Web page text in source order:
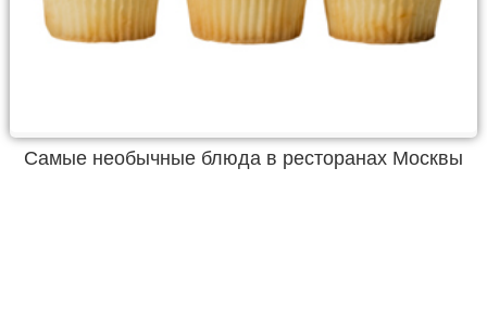
Самые необычные блюда в ресторанах Москвы